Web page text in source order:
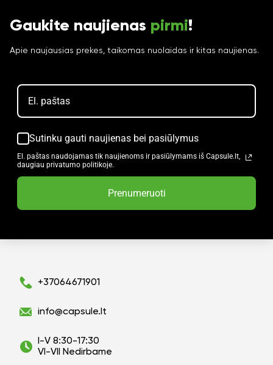
Gaukite naujienas pirmi!
Apie naujausias prekes, taikomas nuolaidas ir kitas naujienas.
Sutinku gauti naujienas bei pasiūlymus
El. paštas naudojamas tik naujienoms ir pasiūlymams iš Capsule.lt,
daugiau privatumo politikoje.
Prenumeruoti
+37064671901
info@capsule.lt
I-V 8:30-17:30
VI-VII Nedirbame